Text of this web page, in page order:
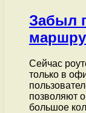
Забыл
Сейчас
только в
позволяют
большое